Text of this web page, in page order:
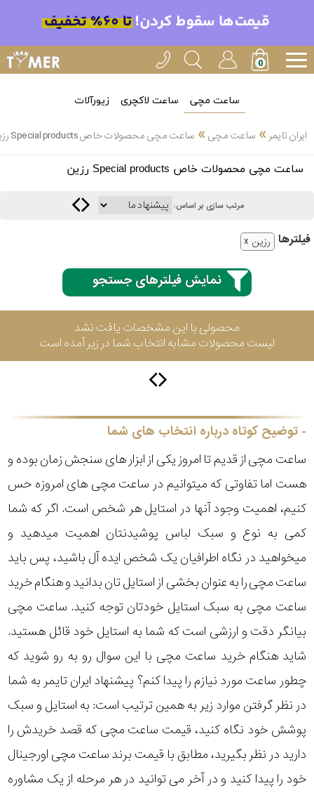
ساعت مچی ساعت لاکچری زیورآلات
ایران تایمر » ساعت مچی» ساعت مچی محصولات خاص Special products رزین
ساعت مچی محصولات خاص Special products رزین
مرتب سازی بر اساس:
فیلتر‌ها رزین
نمایش فیلترهای جستجو
محصولی با این مشخصات یافت نشد
لیست محصولات مشابه انتخاب شما در زیر آمده است
توضیح کوتاه درباره انتخاب های شما
ساعت مچی از قدیم تا امروز یکی از ابزار های سنجش زمان بوده و
هست اما تفاوتی که میتوانیم در ساعت مچی های امروزه حس
کنیم، اهمیت وجود آنها در استایل هر شخص است. اگر که شما
کمی به نوع و سبک لباس پوشیدنتان اهمیت میدهید و
میخواهید در نگاه اطرافیان یک شخص ایده آل باشید، پس باید
ساعت مچی را به عنوان بخشی از استایل تان بدانید و هنگام خرید
ساعت مچی به سبک استایل خودتان توجه کنید. ساعت مچی
بیانگر دقت و ارزشی است که شما به استایل خود قائل هستید.
شاید هنگام خرید ساعت مچی با این سوال رو به رو شوید که
چطور ساعت مورد نیازم را پیدا کنم؟ پیشنهاد ایران تایمر به شما
در نظر گرفتن موارد زیر به همین ترتیب است: به استایل و سبک
پوشش خود نگاه کنید، قیمت ساعت مچی که قصد خریدش را
دارید در نظر بگیرید، مطابق با قیمت برند ساعت مچی اورجینال
خود را پیدا کنید و در آخر می توانید در هر مرحله از یک مشاوره
انتخاب
بین 3
3
سیکو
سیتیزن
اورینت
پیلار
لیکوپر
آدیداس
متی
مازراتی
نمایش
جنسیت
استایل
محدوده
عرض
طرح